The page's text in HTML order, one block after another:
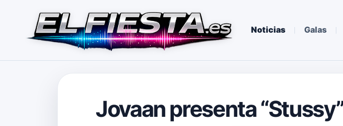
Noticias Galas
Jovaan presenta